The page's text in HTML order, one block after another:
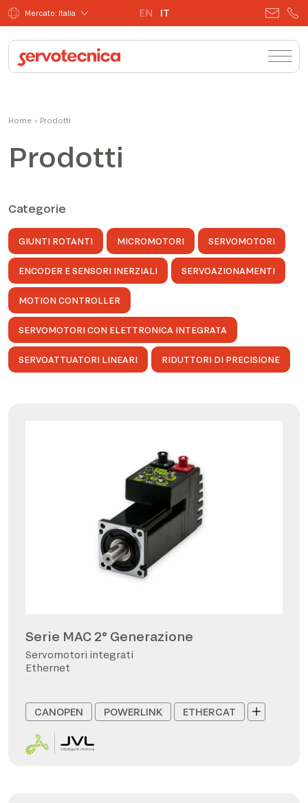
Mercato: Italia EN IT
Home › Prodotti
Prodotti
Categorie
GIUNTI ROTANTI MICROMOTORI SERVOMOTORI
ENCODER E SENSORI INERZIALI SERVOAZIONAMENTI
MOTION CONTROLLER
SERVOMOTORI CON ELETTRONICA INTEGRATA
SERVOATTUATORI LINEARI RIDUTTORI DI PRECISIONE
Serie MAC 2° Generazione
Servomotori integrati
Ethernet
CANOPEN POWERLINK ETHERCAT